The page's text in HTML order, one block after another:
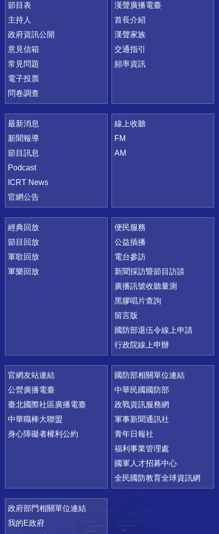
節目表
主持人
政府資訊公開
意見信箱
常見問題
電子投票
問卷調查
漢聲廣播電臺
首長介紹
漢聲家族
交通指引
頻率資訊
最新消息
新聞報導
節目訊息
Podcast
ICRT News
官網公告
線上收聽
FM
AM
經典回放
節目回放
軍歌回放
軍樂回放
便民服務
公益插播
電台參訪
新聞採訪暨節目訪談
廣播訊號收聽量測
黑膠唱片查詢
留言版
國防部退伍令線上申請
行政院線上申辦
官網友站連結
公營廣播電臺
臺北國際社區廣播電臺
中華職棒大聯盟
身心障礙者權利公約
國防部相關單位連結
中華民國國防部
政戰資訊服務網
軍事新聞通訊社
青年日報社
福利事業管理處
國軍人才招募中心
全民國防教育全球資訊網
政府部門相關單位連結
我的E政府